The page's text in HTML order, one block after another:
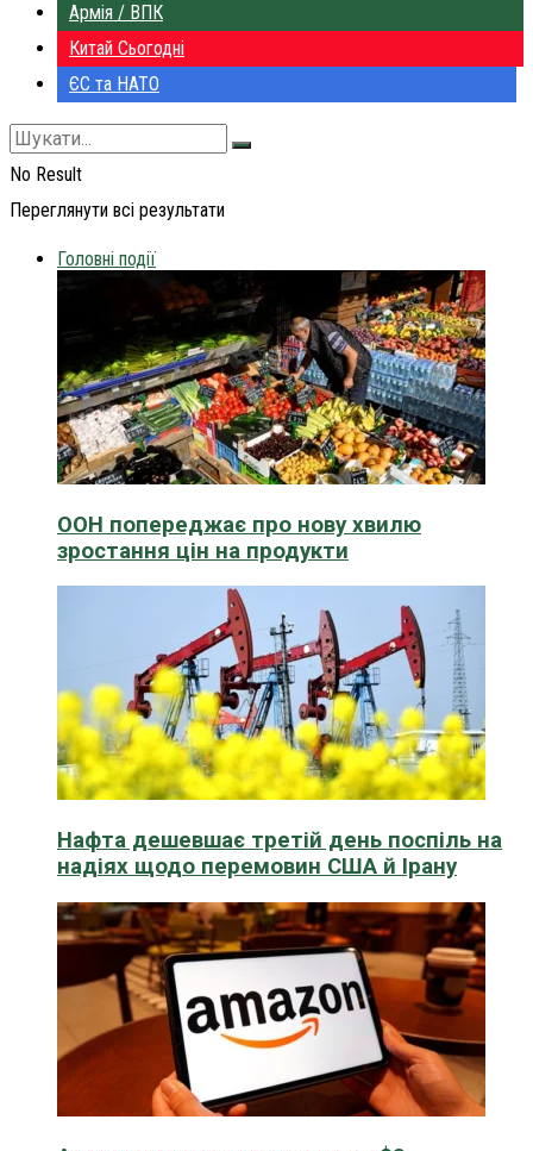
Армія / ВПК
Китай Сьогодні
ЄС та НАТО
No Result
Переглянути всі результати
Головні події
ООН попереджає про нову хвилю
зростання цін на продукти
Нафта дешевшає третій день поспіль на
надіях щодо перемовин США й Ірану